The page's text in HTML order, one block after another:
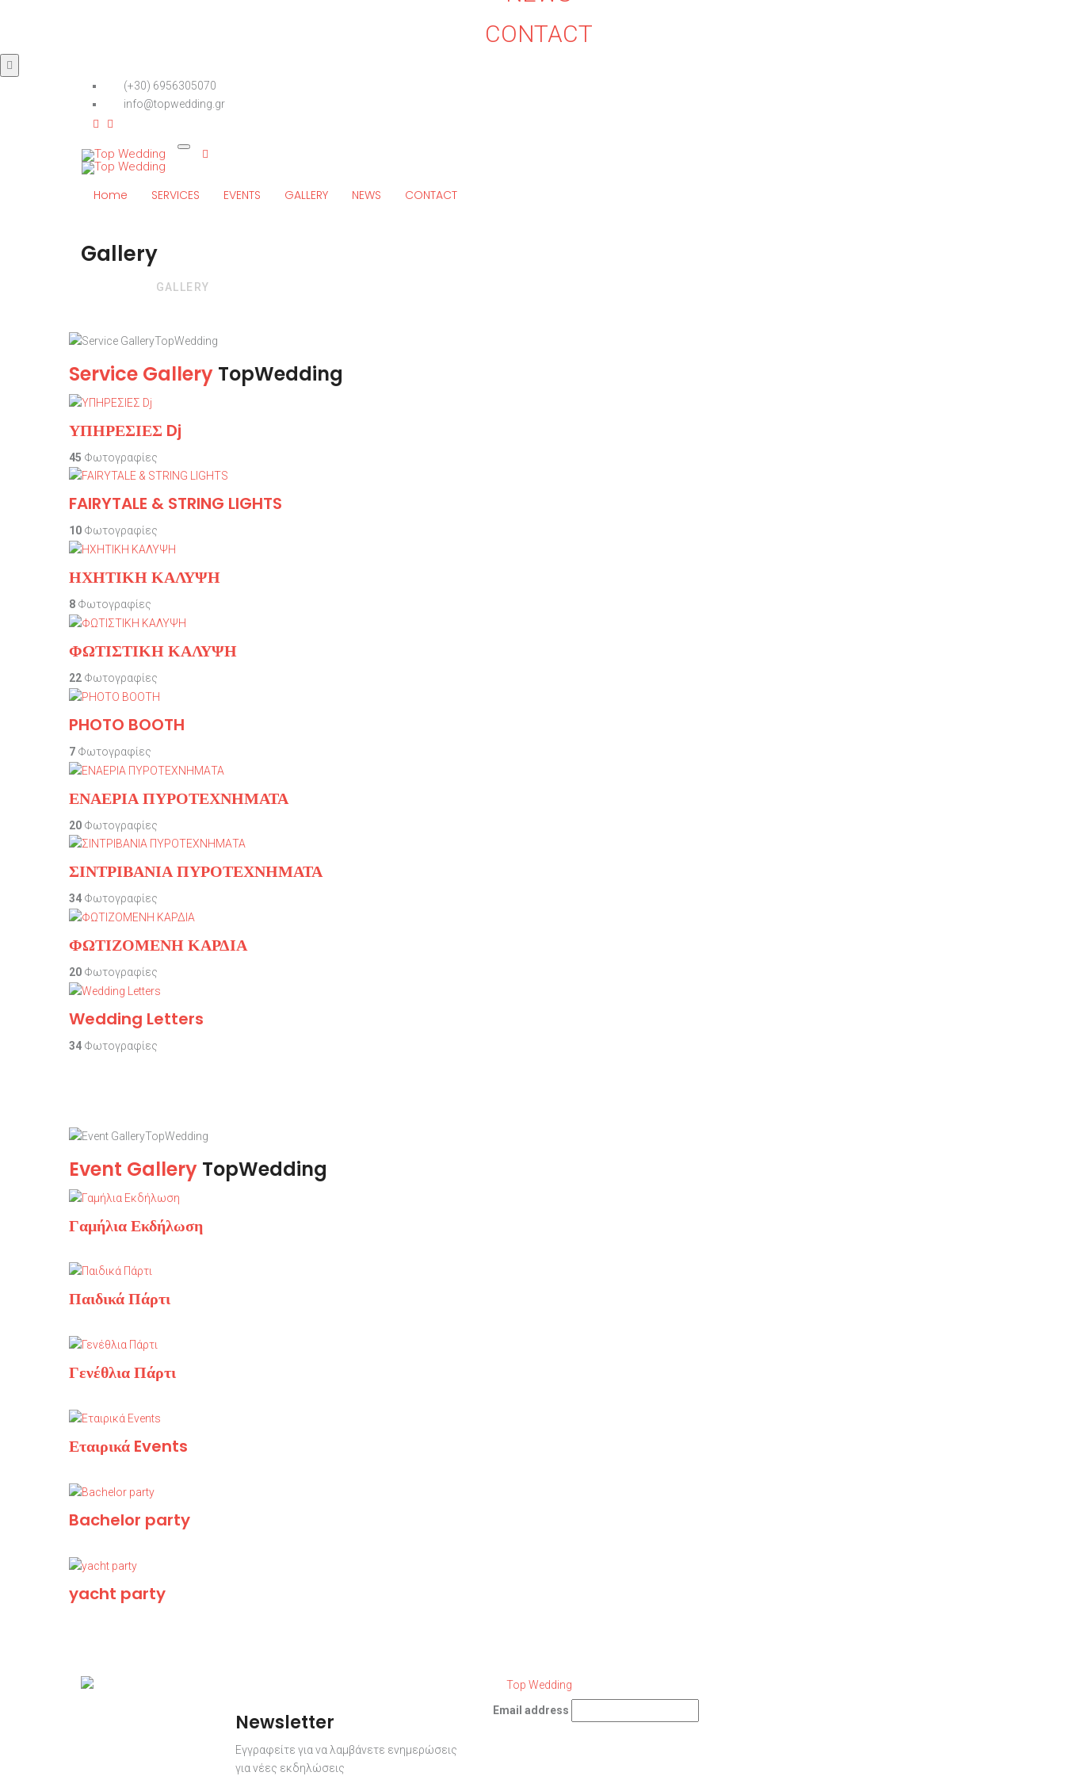
CONTACT
(+30) 6956305070
info@topwedding.gr
Home SERVICES EVENTS GALLERY NEWS CONTACT
Gallery
GALLERY
Service Gallery TopWedding
ΥΠΗΡΕΣΙΕΣ Dj
45 Φωτογραφίες
FAIRYTALE & STRING LIGHTS
10 Φωτογραφίες
ΗΧΗΤΙΚΗ ΚΑΛΥΨΗ
8 Φωτογραφίες
ΦΩΤΙΣΤΙΚΗ ΚΑΛΥΨΗ
22 Φωτογραφίες
PHOTO BOOTH
7 Φωτογραφίες
ΕΝΑΕΡΙΑ ΠΥΡΟΤΕΧΝΗΜΑΤΑ
20 Φωτογραφίες
ΣΙΝΤΡΙΒΑΝΙΑ ΠΥΡΟΤΕΧΝΗΜΑΤΑ
34 Φωτογραφίες
ΦΩΤΙΖΟΜΕΝΗ ΚΑΡΔΙΑ
20 Φωτογραφίες
Wedding Letters
34 Φωτογραφίες
Event Gallery TopWedding
Γαμήλια Εκδήλωση
Παιδικά Πάρτι
Γενέθλια Πάρτι
Εταιρικά Events
Bachelor party
yacht party
Newsletter
Εγγραφείτε για να λαμβάνετε ενημερώσεις
για νέες εκδηλώσεις
Email address